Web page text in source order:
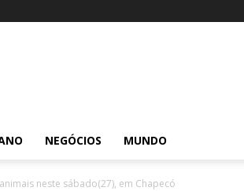
NEGÓCIOS MUNDO
neste sábado(27), em Chapecó